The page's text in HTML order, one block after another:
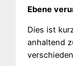
Ebene
Dies ist
anhaltend